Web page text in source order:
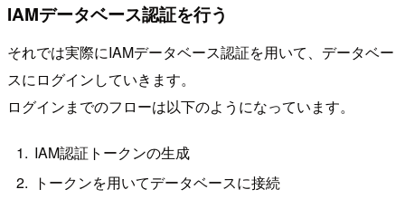
IAMデータベース認証を行う
それでは実際にIAMデータベース認証を用いて、データベー
スにログインしていきます。
ログインまでのフローは以下のようになっています。
IAM認証トークンの生成
トークンを用いてデータベースに接続